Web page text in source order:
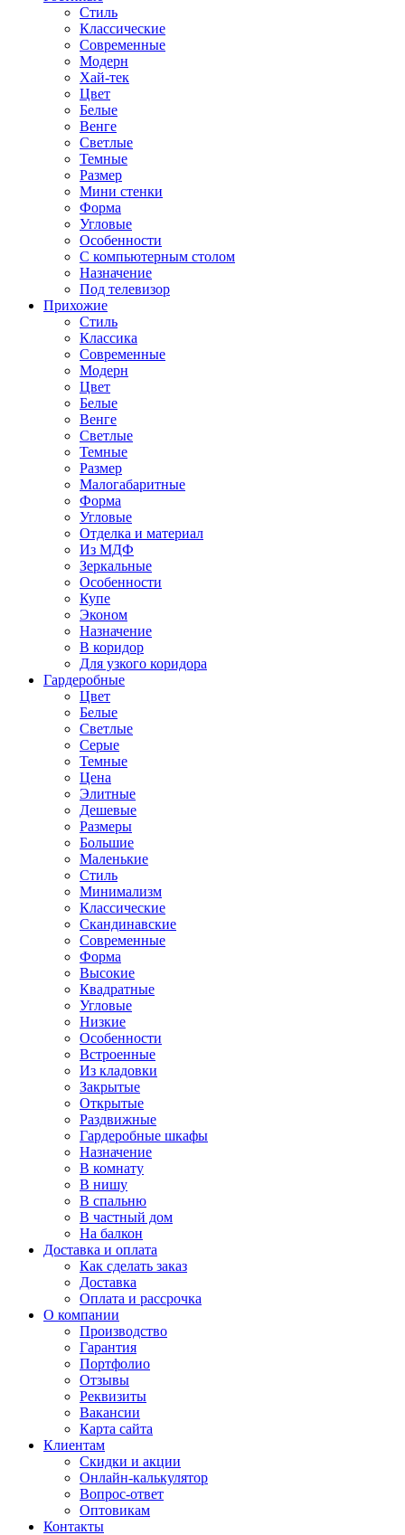
Стиль
Классические
Современные
Модерн
Хай-тек
Цвет
Белые
Венге
Светлые
Темные
Размер
Мини стенки
Форма
Угловые
Особенности
С компьютерным столом
Назначение
Под телевизор
Прихожие
Стиль
Классика
Современные
Модерн
Цвет
Белые
Венге
Светлые
Темные
Размер
Малогабаритные
Форма
Угловые
Отделка и материал
Из МДФ
Зеркальные
Особенности
Купе
Эконом
Назначение
В коридор
Для узкого коридора
Гардеробные
Цвет
Белые
Светлые
Серые
Темные
Цена
Элитные
Дешевые
Размеры
Большие
Маленькие
Стиль
Минимализм
Классические
Скандинавские
Современные
Форма
Высокие
Квадратные
Угловые
Низкие
Особенности
Встроенные
Из кладовки
Закрытые
Открытые
Раздвижные
Гардеробные шкафы
Назначение
В комнату
В нишу
В спальню
В частный дом
На балкон
Доставка и оплата
Как сделать заказ
Доставка
Оплата и рассрочка
О компании
Производство
Гарантия
Портфолио
Отзывы
Реквизиты
Вакансии
Карта сайта
Клиентам
Скидки и акции
Онлайн-калькулятор
Вопрос-ответ
Оптовикам
Контакты